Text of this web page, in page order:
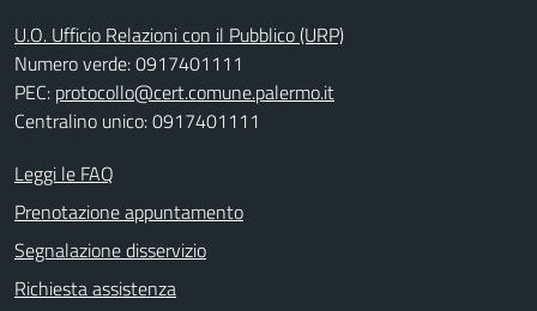
U.O. Ufficio Relazioni con il Pubblico (URP)
Numero verde: 0917401111
PEC: protocollo@cert.comune.palermo.it
Centralino unico: 0917401111
Leggi le FAQ
Prenotazione appuntamento
Segnalazione disservizio
Richiesta assistenza